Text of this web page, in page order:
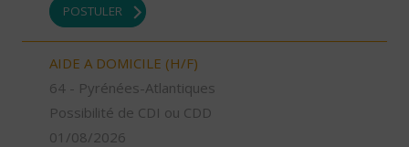
POSTULER
AIDE A DOMICILE (H/F)
64 - Pyrénées-Atlantiques
Possibilité de CDI ou CDD
01/08/2026